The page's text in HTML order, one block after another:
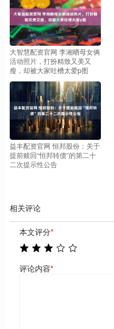
大智慧配资官网 李湘晒母女俩
活动照片，打扮精致又美又
瘦，却被大家吐槽太爱p图
益丰配资官网 恒邦股份：关于
提前赎回“恒邦转债”的第二十
二次提示性公告
相关评论
本文评分*
评论内容*